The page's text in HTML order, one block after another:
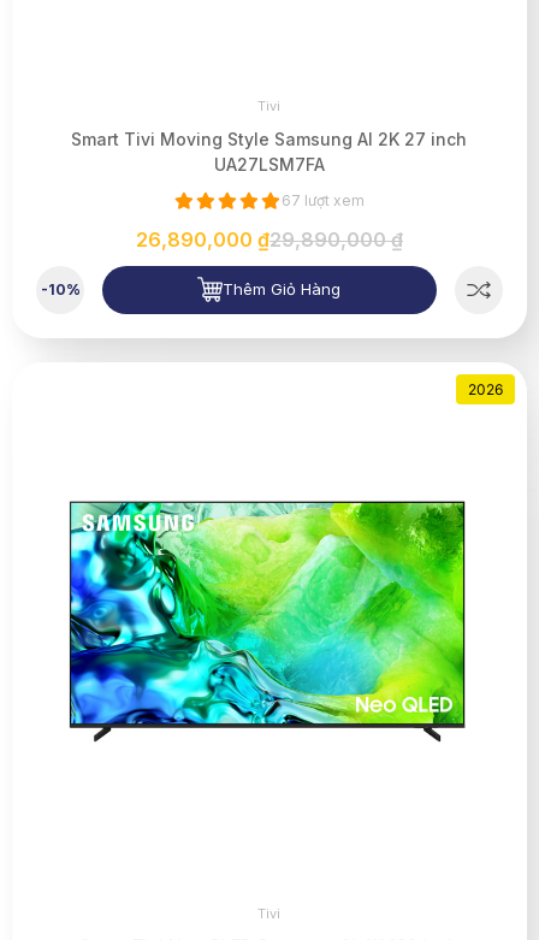
Tivi
Smart Tivi Moving Style Samsung AI 2K 27 inch
UA27LSM7FA
67 lượt xem
26,890,000 ₫29,890,000 ₫
-10% Thêm Giỏ Hàng
2026
Tivi